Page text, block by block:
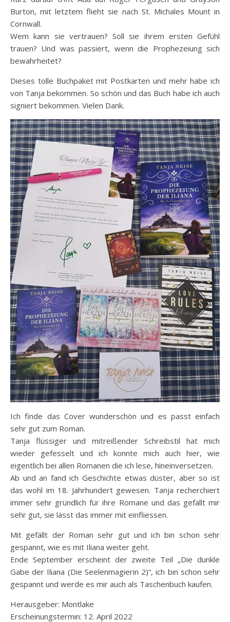
Burton, mit letztem flieht sie nach St. Michales Mount in
Cornwall.
Wem kann sie vertrauen? Soll sie ihrem ersten Gefühl
trauen? Und was passiert, wenn die Prophezeiung sich
bewahrheitet?
Dieses tolle Buchpaket mit Postkarten und mehr habe ich
von Tanja bekommen. So schön und das Buch habe ich auch
signiert bekommen. Vielen Dank.
Ich finde das Cover wunderschön und es passt einfach
sehr gut zum Roman.
Tanja flüssiger und mitreißender Schreibstil hat mich
wieder gefesselt und ich konnte mich auch hier, wie
eigentlich bei allen Romanen die ich lese, hineinversetzen.
Ab und an fand ich Geschichte etwas düster, aber so ist
das wohl im 18. Jahrhundert gewesen. Tanja recherchiert
immer sehr gründlich für ihre Romane und das gefällt mir
sehr gut, sie lässt das immer mit einfliessen.
Mit gefällt der Roman sehr gut und ich bin schon sehr
gespannt, wie es mit Iliana weiter geht.
Ende September erscheint der zweite Teil „Die dunkle
Gabe der Iliana (Die Seelenmagierin 2)“, ich bin schon sehr
gespannt und werde es mir auch als Taschenbuch kaufen.
Herausgeber: Montlake
Erscheinungstermin: 12. April 2022